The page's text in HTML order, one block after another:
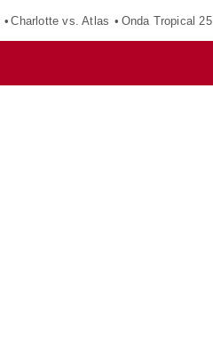
Charlotte vs. Atlas Onda Tropical 25